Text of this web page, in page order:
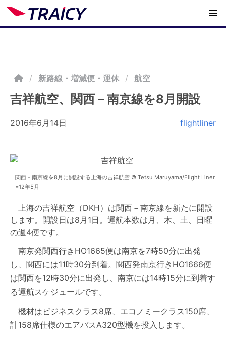
/ 新路線・増減便・運休 航空
吉祥航空、関西－南京線を8月開設
2016年6月14日 flightliner
関西－南京線を8月に開設する上海の吉祥航空 © Tetsu Maruyama/Flight Liner
=12年5月
上海の吉祥航空（DKH）は関西－南京線を新たに開設
します。開設日は8月1日。運航本数は月、木、土、日曜
の週4便です。
南京発関西行きHO1665便は南京を7時50分に出発
し、関西には11時30分到着。関西発南京行きHO1666便
は関西を12時30分に出発し、南京には14時15分に到着す
る運航スケジュールです。
機材はビジネスクラス8席、エコノミークラス150席、
計158席仕様のエアバスA320型機を投入します。